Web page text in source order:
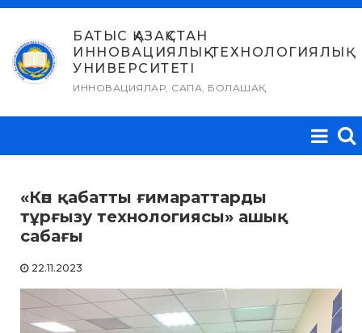
Skip
content
БАТЫС ҚАЗАҚСТАН
ИННОВАЦИЯЛЫҚ-ТЕХНОЛОГИЯЛЫҚ
УНИВЕРСИТЕТІ
ИННОВАЦИЯЛАР, САПА, БОЛАШАҚ
«Көп қабатты ғимараттарды
тұрғызу технологиясы» ашық
сабағы
22.11.2023